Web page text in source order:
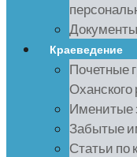
Краеведение
Почетные
Оханского
Именитые
Забытые
Статьи по